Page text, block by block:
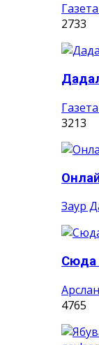
2733
3213
Заур
Сюда
4765